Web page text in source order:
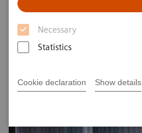
Necessary
Statistics
Cookie declaration Show details